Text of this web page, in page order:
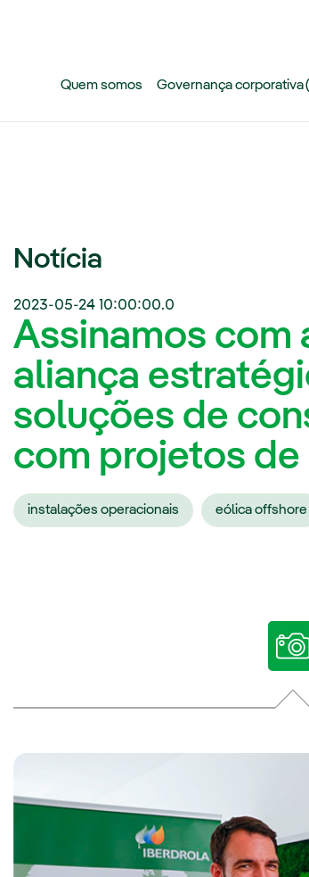
Quem somos Governança corporativa
submenu de Nossas vozes
submenu de Multimídia
submenu de Redes sociais
Notícia
2023-05-24 10:00:00.0
Assinamos com
aliança
soluções de
com projetos de
instalações operacionais eólica offshore